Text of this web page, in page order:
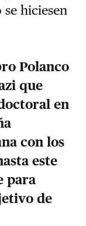
hiciesen
Polanco
que
en
con los
este
para
de